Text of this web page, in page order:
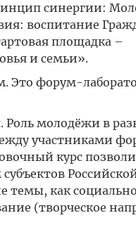
синергии:
воспитание
площадка –
и семьи».
Это форум-
молодёжи в
участниками
курс
темы, как
(творческое